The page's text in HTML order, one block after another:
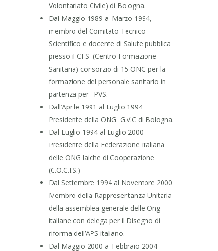
Volontariato Civile) di Bologna.
Dal Maggio 1989 al Marzo 1994,
membro del Comitato Tecnico
Scientifico e docente di Salute pubblica
presso il CFS (Centro Formazione
Sanitaria) consorzio di 15 ONG per la
formazione del personale sanitario in
partenza per i PVS.
Dall’Aprile 1991 al Luglio 1994
Presidente della ONG G.V.C di Bologna.
Dal Luglio 1994 al Luglio 2000
Presidente della Federazione Italiana
delle ONG laiche di Cooperazione
(C.O.C.I.S.)
Dal Settembre 1994 al Novembre 2000
Membro della Rappresentanza Unitaria
della assemblea generale delle Ong
italiane con delega per il Disegno di
riforma dell’APS italiano.
Dal Maggio 2000 al Febbraio 2004